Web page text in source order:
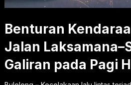
Benturan
Jalan
Galiran pada Pagi